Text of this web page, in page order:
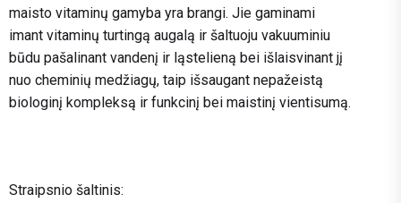
maisto vitaminų gamyba yra brangi. Jie gaminami
imant vitaminų turtingą augalą ir šaltuoju vakuuminiu
būdu pašalinant vandenį ir ląstelieną bei išlaisvinant jį
nuo cheminių medžiagų, taip išsaugant nepažeistą
biologinį kompleksą ir funkcinį bei maistinį vientisumą.
Straipsnio šaltinis: